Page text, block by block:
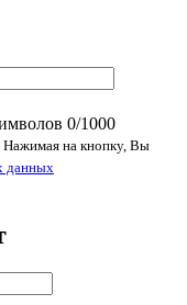
0/1000
Нажимая на кнопку, Вы
данных